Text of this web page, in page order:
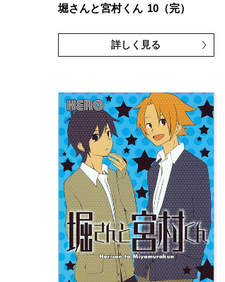
堀さんと宮村くん 10（完）
詳しく見る